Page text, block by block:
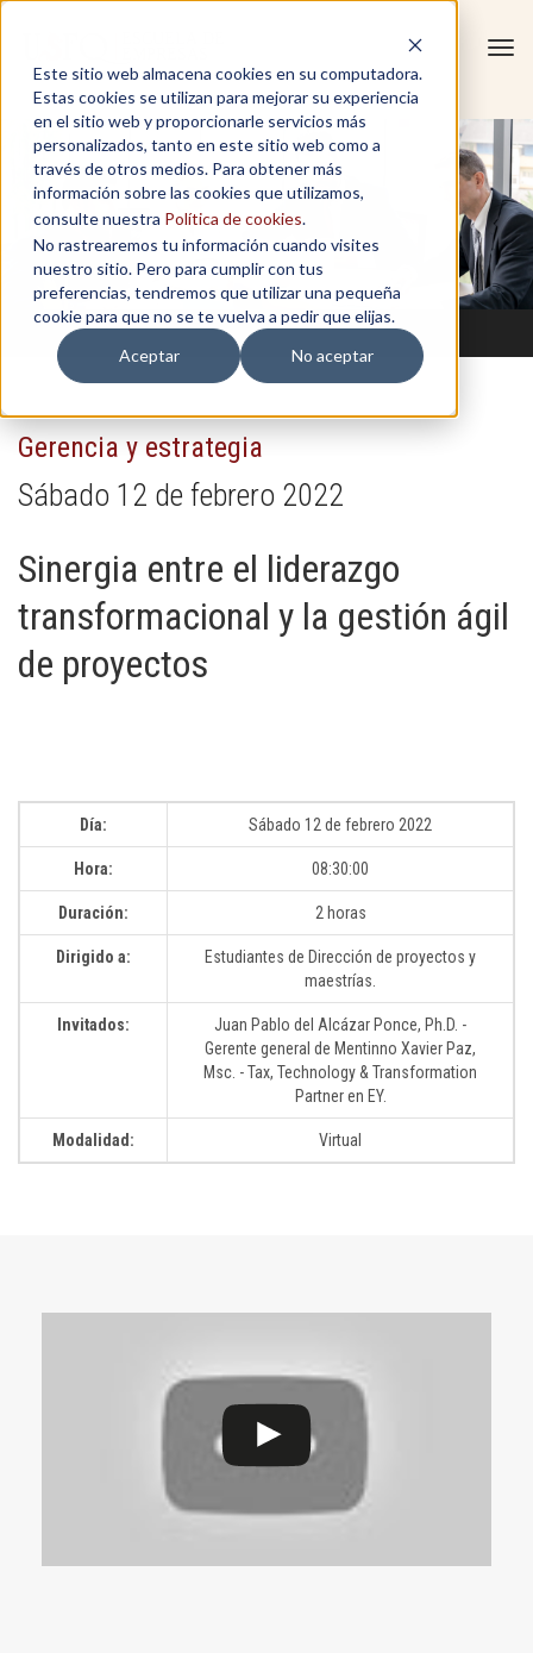
Este sitio web almacena cookies en su computadora.
Estas cookies se utilizan para mejorar su experiencia
en el sitio web y proporcionarle servicios más
personalizados, tanto en este sitio web como a
través de otros medios. Para obtener más
información sobre las cookies que utilizamos,
consulte nuestra Política de cookies.
No rastrearemos tu información cuando visites
nuestro sitio. Pero para cumplir con tus
preferencias, tendremos que utilizar una pequeña
cookie para que no se te vuelva a pedir que elijas.
Aceptar
No aceptar
Gerencia y estrategia
Sábado 12 de febrero 2022
Sinergia entre el liderazgo
transformacional y la gestión ágil
de proyectos
Día: Sábado 12 de febrero 2022
Hora: 08:30:00
Duración: 2 horas
Dirigido a:
Estudiantes de Dirección de proyectos y
maestrías.
Invitados:
Juan Pablo del Alcázar Ponce, Ph.D. -
Gerente general de Mentinno Xavier Paz,
Msc. - Tax, Technology & Transformation
Partner en EY.
Modalidad: Virtual